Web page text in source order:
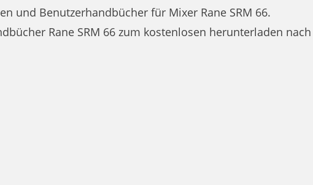
und Benutzerhandbücher für Mixer Rane SRM 66.
Rane SRM 66 zum kostenlosen herunterladen